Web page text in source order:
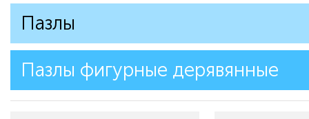
Пазлы
Пазлы фигурные дерявянные